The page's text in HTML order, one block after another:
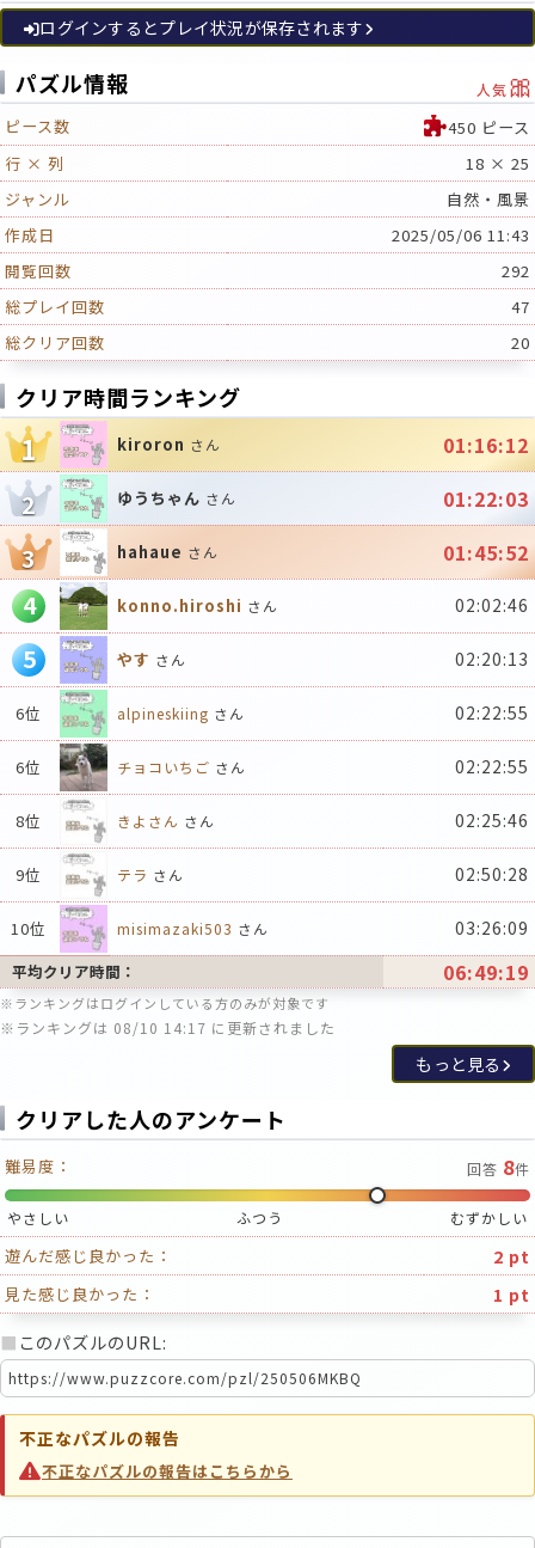
ログインするとプレイ状況が保存されます
パズル情報 人気 🎀
ピース数
450 ピース
行 × 列
18 × 25
ジャンル
自然・風景
作成日
2025/05/06 11:43
閲覧回数
292
総プレイ回数
47
総クリア回数
20
クリア時間ランキング
1 kiroron さん 01:16:12
2 ゆうちゃん さん 01:22:03
3 hahaue さん 01:45:52
4 konno.hiroshi さん 02:02:46
5 やす さん 02:20:13
6位 alpineskiing さん 02:22:55
6位 チョコいちご さん 02:22:55
8位 きよさん さん 02:25:46
9位 テラ さん 02:50:28
10位 misimazaki503 さん 03:26:09
平均クリア時間： 06:49:19
※ランキングはログインしている方のみが対象です
※ランキングは 08/10 14:17 に更新されました
もっと見る
クリアした人のアンケート
難易度： 回答 8件
やさしい ふつう むずかしい
遊んだ感じ良かった： 2 pt
見た感じ良かった：
1 pt
■ このパズルのURL:
不正なパズルの報告
不正なパズルの報告はこちらから